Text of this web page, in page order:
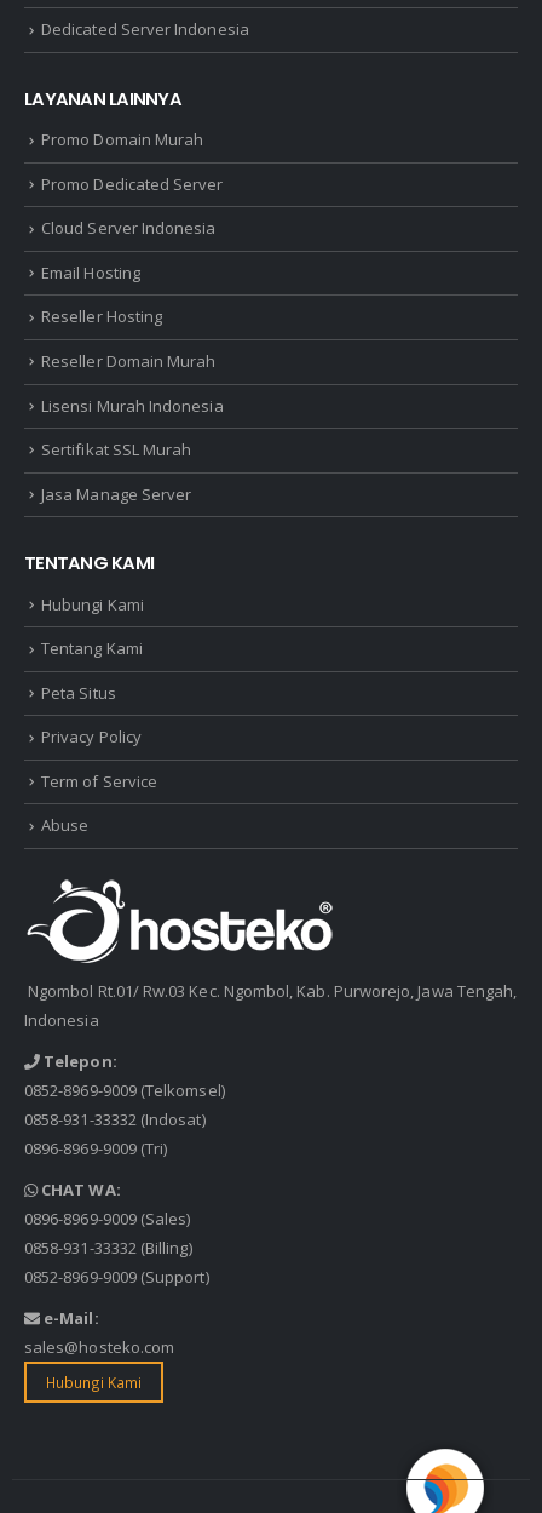
Dedicated Server Indonesia
LAYANAN LAINNYA
Promo Domain Murah
Promo Dedicated Server
Cloud Server Indonesia
Email Hosting
Reseller Hosting
Reseller Domain Murah
Lisensi Murah Indonesia
Sertifikat SSL Murah
Jasa Manage Server
TENTANG KAMI
Hubungi Kami
Tentang Kami
Peta Situs
Privacy Policy
Term of Service
Abuse
Ngombol Rt.01/ Rw.03 Kec. Ngombol, Kab. Purworejo, Jawa Tengah,
Indonesia
Telepon:
0852-8969-9009(Telkomsel)
0858-931-33332(Indosat)
0896-8969-9009(Tri)
CHAT WA:
0896-8969-9009(Sales)
0858-931-33332(Billing)
0852-8969-9009(Support)
e-Mail:
sales@hosteko.com
Hubungi Kami